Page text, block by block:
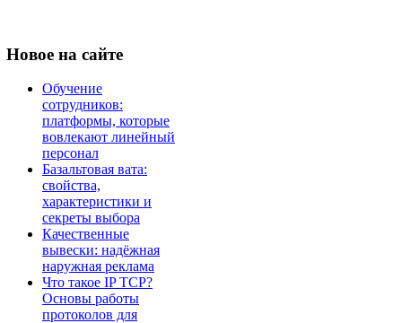
Новое на сайте
Обучение
сотрудников:
платформы, которые
вовлекают линейный
персонал
Базальтовая вата:
свойства,
характеристики и
секреты выбора
Качественные
вывески: надёжная
наружная реклама
Что такое IP TCP?
Основы работы
протоколов для